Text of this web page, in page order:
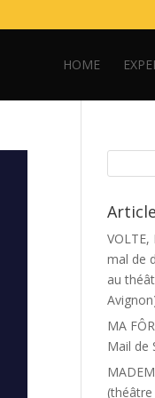
HOME
mal de
au
MA
Mail de